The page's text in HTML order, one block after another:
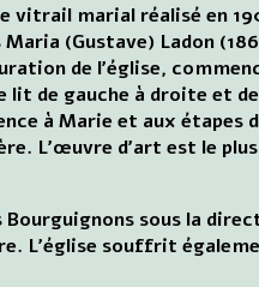
marial réalisé en
(Gustave) Ladon
de l'église,
de gauche à droite et
à Marie et aux étapes
L'œuvre d'art est le
sous la
L'église souffrit